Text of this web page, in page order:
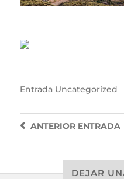
Entrada Uncategorized
ANTERIORENTRADA
DEJAR